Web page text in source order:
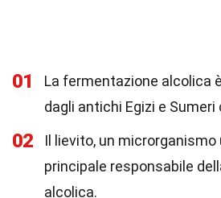
01
La fermentazione alcolica
dagli antichi Egizi e Sumeri
02
Il lievito, un microrganismo
principale responsabile
alcolica.